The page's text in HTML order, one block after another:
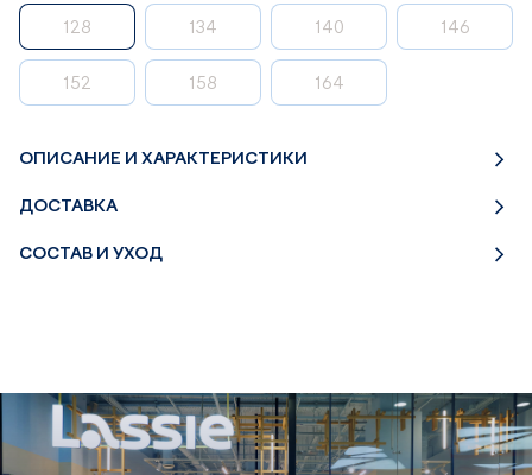
128 134 140 146
152 158 164
ОПИСАНИЕ И ХАРАКТЕРИСТИКИ
ДОСТАВКА
СОСТАВ И УХОД